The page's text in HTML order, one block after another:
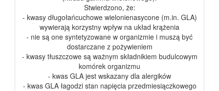
Stwierdzono, że:
- kwasy długołańcuchowe wielonienasycone (m.in. GLA)
wywierają korzystny wpływ na układ krążenia
- nie są one syntetyzowane w organizmie i muszą być
dostarczane z pożywieniem
- kwasy tłuszczowe są ważnym składnikiem budulcowym
komórek organizmu
- kwas GLA jest wskazany dla alergików
- kwas GLA łagodzi stan napięcia przedmiesiączkowego